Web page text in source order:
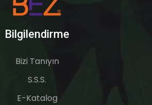
Bilgilendirme
Bizi Tanıyın
S.S.S.
E-Katalog